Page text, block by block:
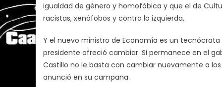
igualdad de género y homofóbica y que el de
racistas, xenófobos y contra la izquierda,
Y el nuevo ministro de Economía es un
presidente ofreció cambiar. Si permanece en el
Castillo no le basta con cambiar nuevamente a
anunció en su campaña.